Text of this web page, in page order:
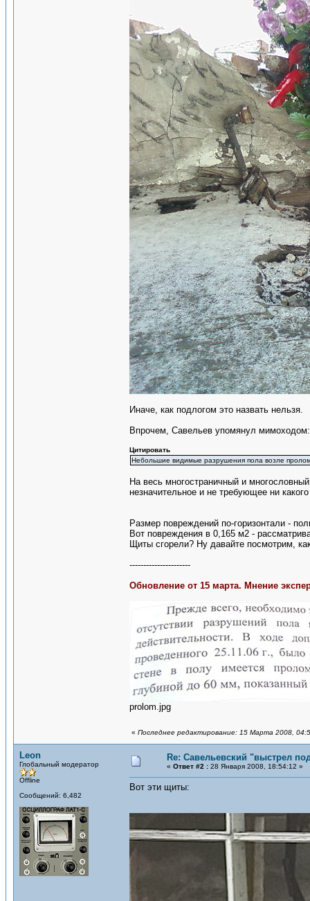
Иначе, как подлогом это назвать нельзя.
Впрочем, Савельев упомянул мимоходом:
Цитировать
Небольшие видимые разрушения пола возле
На весь многостраничный и
незначительное и не требующее ни
Размер повреждений по-горизонтали -
Вот повреждения в 0,165 м2 -
Щиты сгорели? Ну давайте посмотрим,
----------------------
Обновление от 15 марта. Мнение
prolom.jpg
« Последнее редактирование: 15 Марта 2008,
Leon
Глобальный модератор
Offline
Сообщений: 6,482
Re: Савельевский "выстрел
« Ответ #2 : 28 Января 2008, 18:54:12 »
Вот эти щиты: